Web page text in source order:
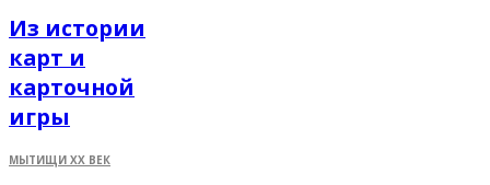
Из истории
карт и
карточной
игры
МЫТИЩИ XX ВЕК